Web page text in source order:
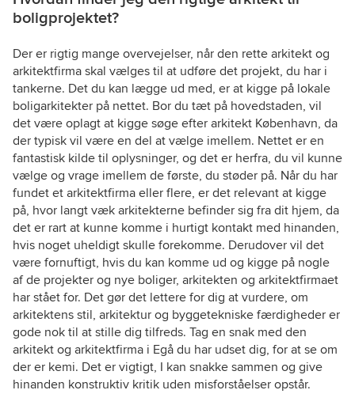
boligprojektet?
Der er rigtig mange overvejelser, når den rette arkitekt og
arkitektfirma skal vælges til at udføre det projekt, du har i
tankerne. Det du kan lægge ud med, er at kigge på lokale
boligarkitekter på nettet. Bor du tæt på hovedstaden, vil
det være oplagt at kigge søge efter arkitekt København, da
der typisk vil være en del at vælge imellem. Nettet er en
fantastisk kilde til oplysninger, og det er herfra, du vil kunne
vælge og vrage imellem de første, du støder på. Når du har
fundet et arkitektfirma eller flere, er det relevant at kigge
på, hvor langt væk arkitekterne befinder sig fra dit hjem, da
det er rart at kunne komme i hurtigt kontakt med hinanden,
hvis noget uheldigt skulle forekomme. Derudover vil det
være fornuftigt, hvis du kan komme ud og kigge på nogle
af de projekter og nye boliger, arkitekten og arkitektfirmaet
har stået for. Det gør det lettere for dig at vurdere, om
arkitektens stil, arkitektur og byggetekniske færdigheder er
gode nok til at stille dig tilfreds. Tag en snak med den
arkitekt og arkitektfirma i Egå du har udset dig, for at se om
der er kemi. Det er vigtigt, I kan snakke sammen og give
hinanden konstruktiv kritik uden misforståelser opstår.